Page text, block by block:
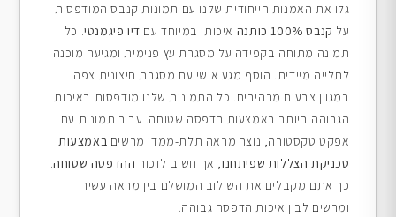
גלו את האמנות הייחודית שלנו עם תמונות קנבס המודפסות
על קנבס 100% כותנה איכותי במיוחד עם דיו פיגמנטי. כל
תמונה מתוחה בקפידה על מסגרת עץ פנימית ומגיעה מוכנה
לתלייה מיידית. הוסף מגע אישי עם מסגרת חיצונית צפה
במגוון צבעים מרהיבים. כל התמונות שלנו מודפסות באיכות
הגבוהה ביותר באמצעות הדפסה שטוחה. עבור תמונות עם
אפקט טקסטורה, נוצר מראה תלת-ממדי מרשים באמצעות
טכניקת הצללות שפיתחנו, אך חשוב לזכור ההדפסה שטוחה.
כך אתם מקבלים את השילוב המושלם בין מראה עשיר
ומרשים לבין איכות הדפסה גבוהה.